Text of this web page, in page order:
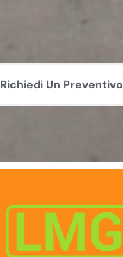
Richiedi Un Preventivo